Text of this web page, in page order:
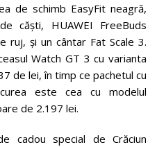
de schimb EasyFit neagră,
căști, HUAWEI FreeBuds
ruj, și un cântar Fat Scale 3.
Watch GT 3 cu varianta
de lei, în timp ce pachetul cu
este cea cu modelul
de 2.197 lei.
cadou special de Crăciun